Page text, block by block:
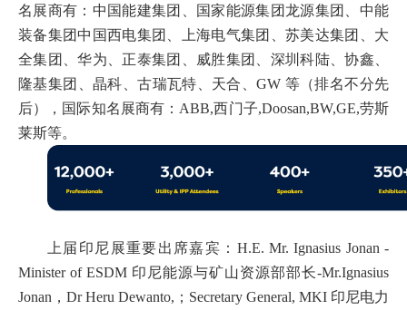
名展商有：中国能建集团、国家能源集团龙源集团、中能
装备集团中国西电集团、上海电气集团、苏美达集团、大
全集团、华为、正泰集团、威胜集团、深圳科陆、协鑫、
隆基集团、晶科、古瑞瓦特、天合、GW 等（排名不分先
后），国际知名展商有：ABB,西门子,Doosan,BW,GE,劳斯
莱斯等。
上届印尼展重要出席嘉宾： H.E. Mr. Ignasius Jonan -
Minister of ESDM 印尼能源与矿山资源部部长-Mr.Ignasius
Jonan，Dr Heru Dewanto,；Secretary General, MKI 印尼电力